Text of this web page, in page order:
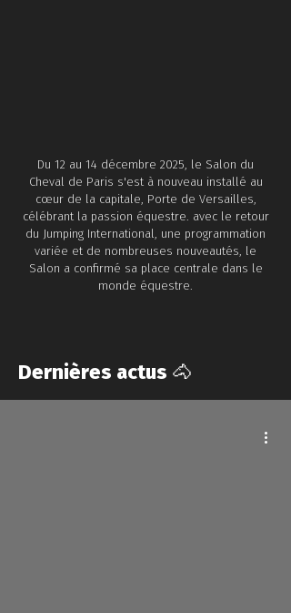
​Du 12 au 14 décembre 2025, le Salon du
Cheval de Paris s'est à nouveau installé au
cœur de la capitale, Porte de Versailles,
célébrant la passion équestre. avec le retour
du Jumping International, une programmation
variée et de nombreuses nouveautés, le
Salon a confirmé sa place centrale dans le
monde équestre.
Dernières actus 🐴